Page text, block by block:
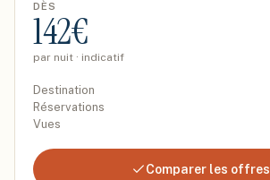
DÈS
142€
par nuit · indicatif
Destination
Réservations
Vues
Comparer les offres